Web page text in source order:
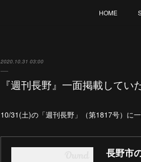
HOME
2020.10.31 03:00
『週刊長野』一面掲載してい
10/31(土)の「週刊長野」（第1817号）に